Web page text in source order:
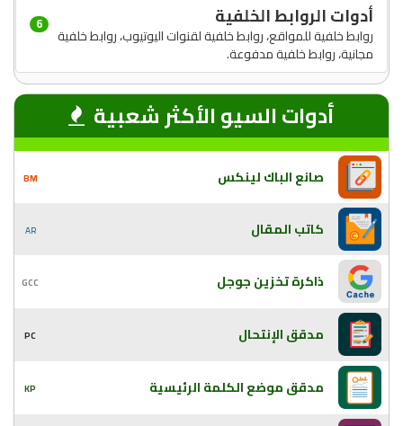
أدوات الروابط الخلفية
روابط خلفية للمواقع، روابط خلفية لقنوات اليوتيوب، روابط خلفية
مجانية، روابط خلفية مدفوعة.
6
أدوات السيو الأكثر شعبية
صانع الباك لينكس BM
كاتب المقال AR
ذاكرة تخزين جوجل GCC
مدقق الإنتحال PC
مدقق موضع الكلمة الرئيسية KP